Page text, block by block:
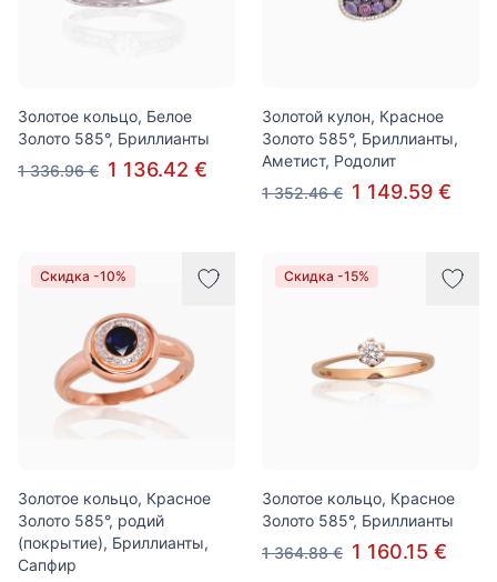
Золотое кольцо, Белое
Золото 585°, Бриллианты
1 336.96 € 1 136.42 €
Золотой кулон, Красное
Золото 585°, Бриллианты,
Аметист, Родолит
1 352.46 € 1 149.59 €
Скидка -10%
Золотое кольцо, Красное
Золото 585°, родий
(покрытие), Бриллианты,
Сапфир
Скидка -15%
Золотое кольцо, Красное
Золото 585°, Бриллианты
1 364.88 € 1 160.15 €